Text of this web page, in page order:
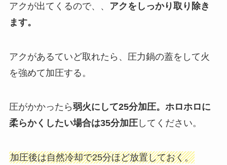
アクが出てくるので、、 アクをしっかり取り除き
ます。
アクがあるていど取れたら、圧力鍋の蓋をして火
を強めて加圧する。
圧がかかったら弱火にして25分加圧。ホロホロに
柔らかくしたい場合は35分加圧してください。
加圧後は自然冷却で25分ほど放置しておく。